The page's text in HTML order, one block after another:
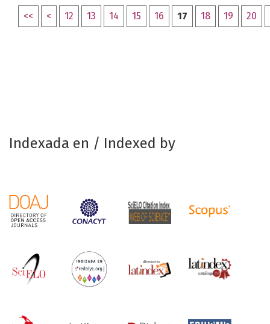
<< < 12 13 14 15 16 17 18 19 20
Indexada en / Indexed by